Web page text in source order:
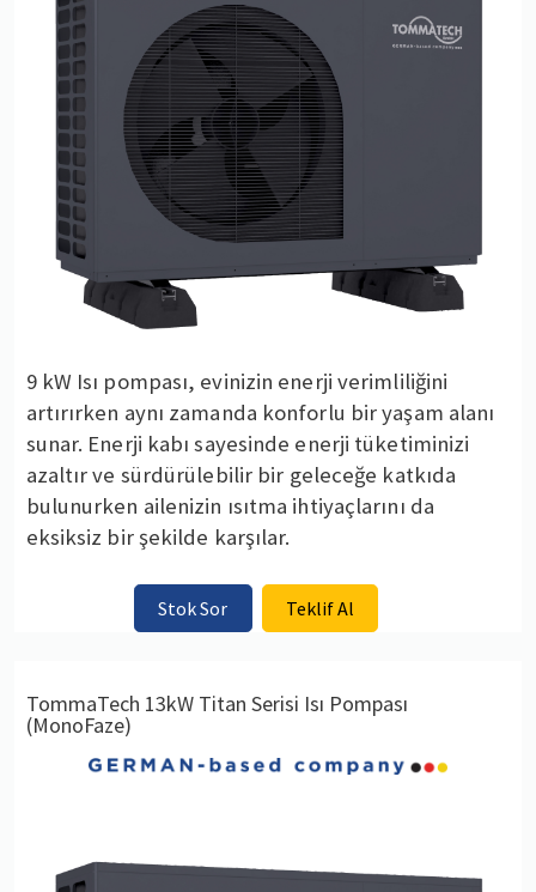
9 kW Isı pompası, evinizin enerji verimliliğini
artırırken aynı zamanda konforlu bir yaşam alanı
sunar. Enerji kabı sayesinde enerji tüketiminizi
azaltır ve sürdürülebilir bir geleceğe katkıda
bulunurken ailenizin ısıtma ihtiyaçlarını da
eksiksiz bir şekilde karşılar.
Stok Sor Teklif Al
TommaTech 13kW Titan Serisi Isı Pompası
(MonoFaze)